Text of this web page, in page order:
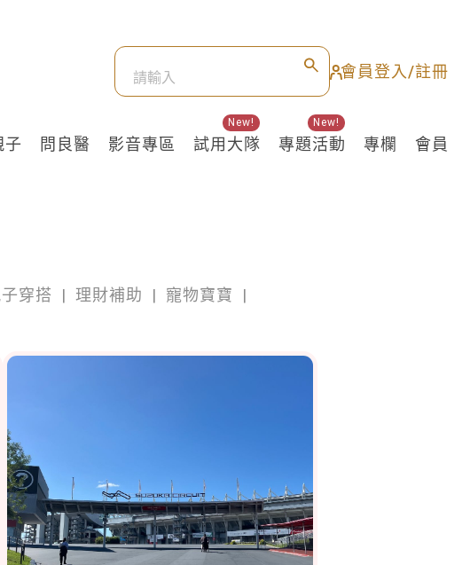
會員登入/註冊
子 問良醫 影音專區 試用大隊
New!
專題活動
New!
專欄 會員
穿搭 | 理財補助 | 寵物寶寶 |